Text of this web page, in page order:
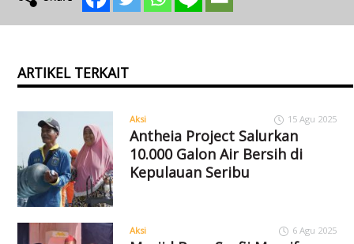
ARTIKEL TERKAIT
Aksi 15 Agu 2025
Antheia Project Salurkan
10.000 Galon Air Bersih di
Kepulauan Seribu
Aksi 6 Agu 2025